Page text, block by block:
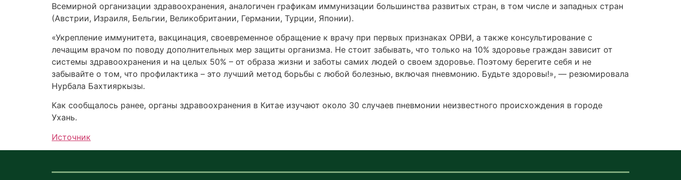
Всемирной организации здравоохранения, аналогичен графикам иммунизации большинства развитых стран, в том числе и западных стран
(Австрии, Израиля, Бельгии, Великобритании, Германии, Турции, Японии).
«Укрепление иммунитета, вакцинация, своевременное обращение к врачу при первых признаках ОРВИ, а также консультирование с
лечащим врачом по поводу дополнительных мер защиты организма. Не стоит забывать, что только на 10% здоровье граждан зависит от
системы здравоохранения и на целых 50% – от образа жизни и заботы самих людей о своем здоровье. Поэтому берегите себя и не
забывайте о том, что профилактика – это лучший метод борьбы с любой болезнью, включая пневмонию. Будьте здоровы!», — резюмировала
Нурбала Бахтияркызы.
Как сообщалось ранее, органы здравоохранения в Китае изучают около 30 случаев пневмонии неизвестного происхождения в городе
Ухань.
Источник